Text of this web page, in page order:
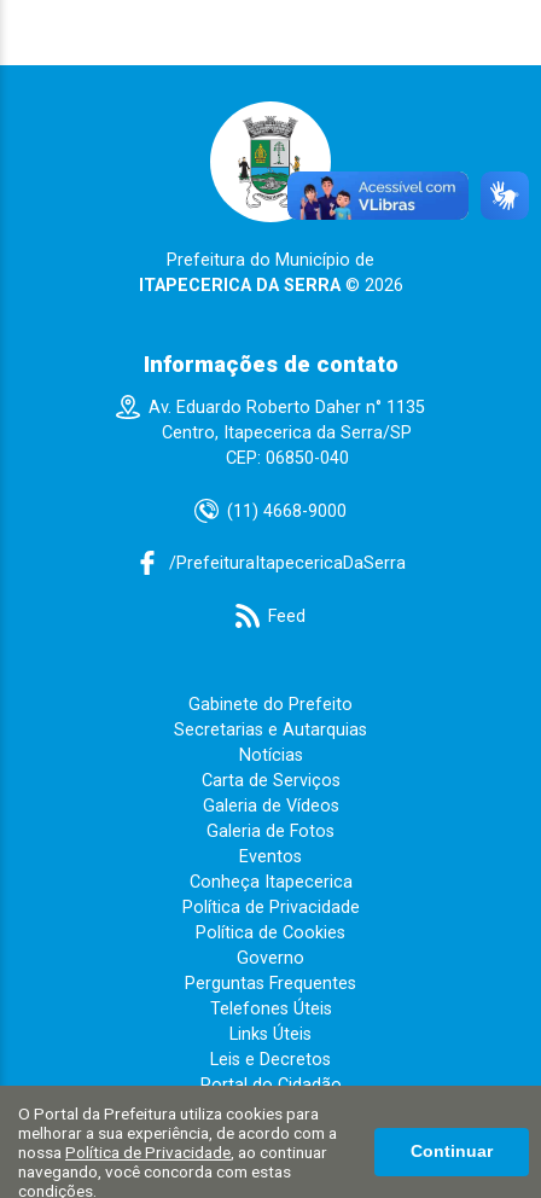
Prefeitura do Município de
ITAPECERICA DA SERRA© 2026
Informações de contato
Av. Eduardo Roberto Daher n° 1135
Centro, Itapecerica da Serra/SP
CEP: 06850-040
(11) 4668-9000
/PrefeituraItapecericaDaSerra
Feed
Gabinete do Prefeito
Secretarias e Autarquias
Notícias
Carta de Serviços
Galeria de Vídeos
Galeria de Fotos
Eventos
Conheça Itapecerica
Política de Privacidade
Política de Cookies
Governo
Perguntas Frequentes
Telefones Úteis
Links Úteis
Leis e Decretos
Portal do Cidadão
Imprensa Oficial
PRESCON
O Portal da Prefeitura utiliza cookies para
melhorar a sua experiência, de acordo com a
nossa Política de Privacidade , ao continuar
navegando, você concorda com estas
condições.
Continuar